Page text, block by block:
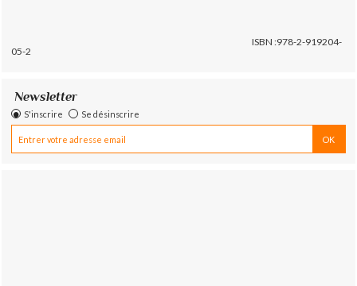
ISBN :978-2-919204-
05-2
Newsletter
S'inscrire Se désinscrire